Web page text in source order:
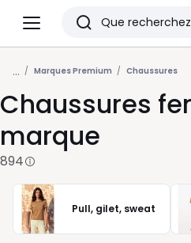
Menu
Redoute
Rechercher
Derniers
articles
vus
... Marques Premium Chaussures
Chaussures
marque
894
Pull, gilet, sweat